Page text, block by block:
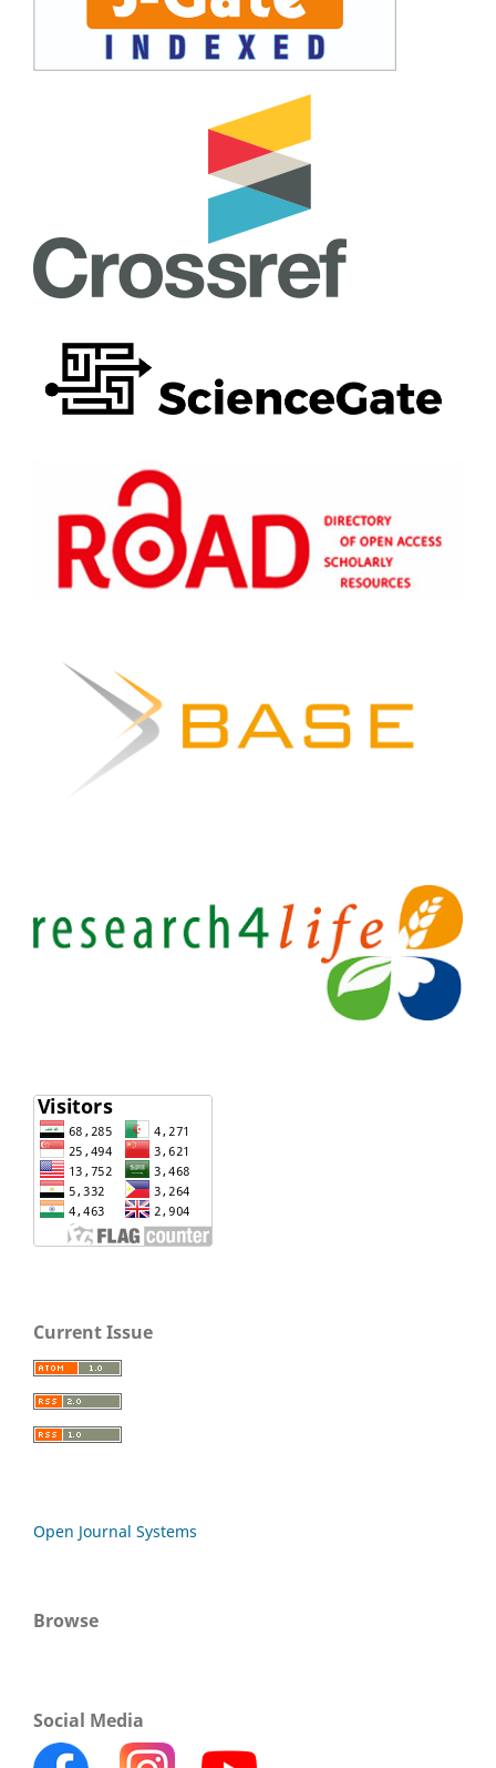
Current Issue
Open Journal Systems
Browse
Social Media